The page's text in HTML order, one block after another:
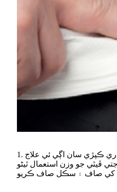
1. ريم کي صحيح صفائي واري ڪپڙي سان اڳي ئي علاج
ڦيٿي جو وزن استعمال ٿيڻو